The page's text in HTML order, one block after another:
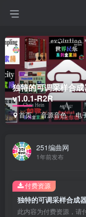
独特的可调采样合
v1.0.1-R2R
首页 音源音色 电
251编曲网
1年前发布
此内容为付费资源，请
付费资源